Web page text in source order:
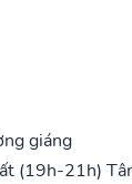
giáng
(19h-21h)